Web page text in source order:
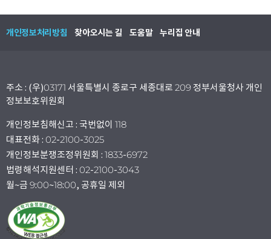
개인정보처리방침 찾아오시는 길 도움말 누리집 안내
주소 : (우)03171 서울특별시 종로구 세종대로 209 정부서울청사 개인
정보보호위원회
개인정보침해신고 : 국번없이 118
대표전화 : 02-2100-3025
개인정보분쟁조정위원회 : 1833-6972
법령해석지원센터 : 02-2100-3043
월~금 9:00~18:00, 공휴일 제외